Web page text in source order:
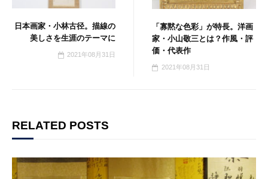
日本画家・小林古径。描線の
美しさを生涯のテーマに
2021年08月31日
「寡黙な色彩」が特長。洋画
家・小山敬三とは？作風・評
価・代表作
2021年08月31日
RELATED POSTS